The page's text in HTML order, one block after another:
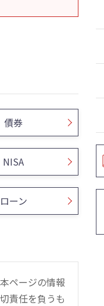
債券
NISA
ローン
ページの情報
責任を負うも